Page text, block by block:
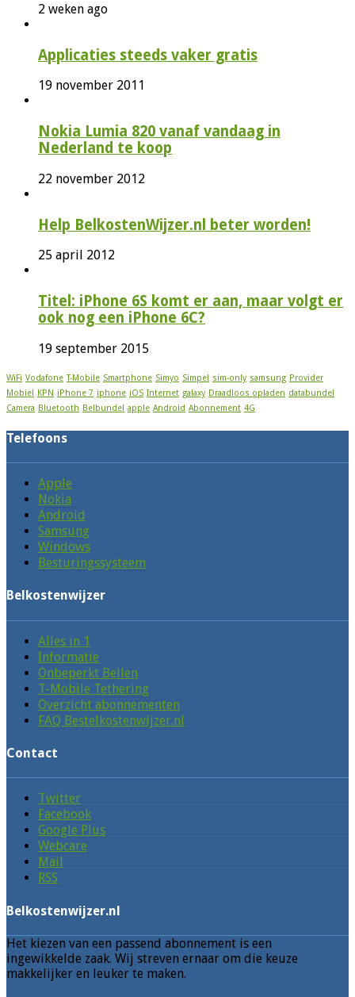
2 weken ago
Applicaties steeds vaker gratis
19 november 2011
Nokia Lumia 820 vanaf vandaag in
Nederland te koop
22 november 2012
Help BelkostenWijzer.nl beter worden!
25 april 2012
Titel: iPhone 6S komt er aan, maar volgt er
ook nog een iPhone 6C?
19 september 2015
WiFi Vodafone T-Mobile Smartphone Simyo Simpel sim-only samsung Provider
Mobiel KPN iPhone 7 iphone iOS Internet galaxy Draadloos opladen databundel
Camera Bluetooth Belbundel apple Android Abonnement 4G
Telefoons
Apple
Nokia
Android
Samsung
Windows
Besturingssysteem
Belkostenwijzer
Alles in 1
Informatie
Onbeperkt Bellen
T-Mobile Tethering
Overzicht abonnementen
FAQ Bestelkostenwijzer.nl
Contact
Twitter
Facebook
Google Plus
Webcare
Mail
RSS
Belkostenwijzer.nl
Het kiezen van een passend abonnement is een
ingewikkelde zaak. Wij streven ernaar om die keuze
makkelijker en leuker te maken.